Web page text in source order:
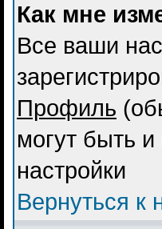
Как мне
Все ваши
Профиль
могут быть
настройки
Вернуться к